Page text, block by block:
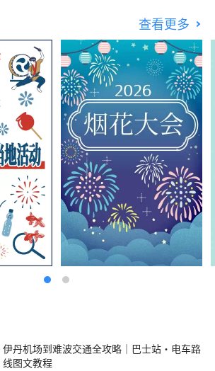
查看更多
伊丹机场到难波交通全攻略｜巴士站・电车路
线图文教程